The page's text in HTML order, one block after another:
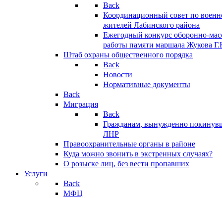
Back
Координационный совет по
жителей Лабинского района
Ежегодный конкурс оборонно-
работы памяти маршала Жукова
Штаб охраны общественного порядка
Back
Новости
Нормативные документы
Back
Миграция
Back
Гражданам, вынужденно
ЛНР
Правоохранительные органы в районе
Куда можно звонить в экстренных случаях?
О розыске лиц, без вести пропавших
Услуги
Back
МФЦ